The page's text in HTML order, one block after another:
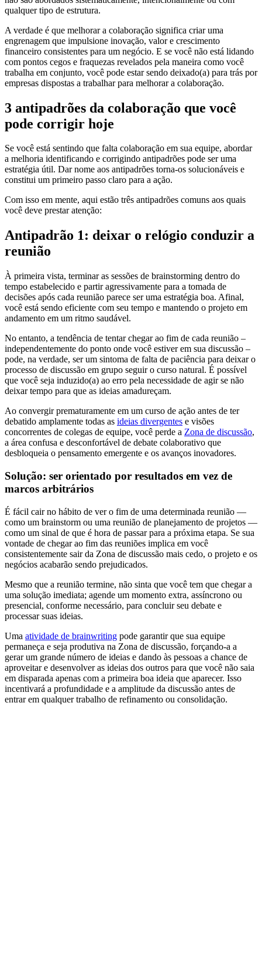
qualquer tipo de estrutura.
A verdade é que melhorar a colaboração significa criar uma
engrenagem que impulsione inovação, valor e crescimento
financeiro consistentes para um negócio. E se você não está lidando
com pontos cegos e fraquezas revelados pela maneira como você
trabalha em conjunto, você pode estar sendo deixado(a) para trás por
empresas dispostas a trabalhar para melhorar a colaboração.
3 antipadrões da colaboração que você
pode corrigir hoje
Se você está sentindo que falta colaboração em sua equipe, abordar
a melhoria identificando e corrigindo antipadrões pode ser uma
estratégia útil. Dar nome aos antipadrões torna-os solucionáveis e
constitui um primeiro passo claro para a ação.
Com isso em mente, aqui estão três antipadrões comuns aos quais
você deve prestar atenção:
Antipadrão 1: deixar o relógio conduzir a
reunião
À primeira vista, terminar as sessões de brainstorming dentro do
tempo estabelecido e partir agressivamente para a tomada de
decisões após cada reunião parece ser uma estratégia boa. Afinal,
você está sendo eficiente com seu tempo e mantendo o projeto em
andamento em um ritmo saudável.
No entanto, a tendência de tentar chegar ao fim de cada reunião –
independentemente do ponto onde você estiver em sua discussão –
pode, na verdade, ser um sintoma de falta de paciência para deixar o
processo de discussão em grupo seguir o curso natural. É possível
que você seja induzido(a) ao erro pela necessidade de agir se não
deixar tempo para que as ideias amadureçam.
Ao convergir prematuramente em um curso de ação antes de ter
debatido amplamente todas as ideias divergentes e visões
concorrentes de colegas de equipe, você perde a Zona de discussão,
a área confusa e desconfortável de debate colaborativo que
desbloqueia o pensamento emergente e os avanços inovadores.
Solução: ser orientado por resultados em vez de
marcos arbitrários
É fácil cair no hábito de ver o fim de uma determinada reunião —
como um brainstorm ou uma reunião de planejamento de projetos —
como um sinal de que é hora de passar para a próxima etapa. Se sua
vontade de chegar ao fim das reuniões implica em você
consistentemente sair da Zona de discussão mais cedo, o projeto e os
negócios acabarão sendo prejudicados.
Mesmo que a reunião termine, não sinta que você tem que chegar a
uma solução imediata; agende um momento extra, assíncrono ou
presencial, conforme necessário, para concluir seu debate e
processar suas ideias.
Uma atividade de brainwriting pode garantir que sua equipe
permaneça e seja produtiva na Zona de discussão, forçando-a a
gerar um grande número de ideias e dando às pessoas a chance de
aproveitar e desenvolver as ideias dos outros para que você não saia
em disparada apenas com a primeira boa ideia que aparecer. Isso
incentivará a profundidade e a amplitude da discussão antes de
entrar em qualquer trabalho de refinamento ou consolidação.